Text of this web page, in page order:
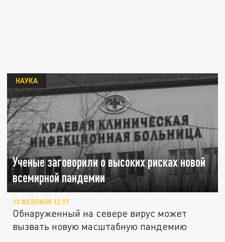
Ученые заговорили о высоких рисках новой
всемирной пандемии
НАУКА
13 ФЕВРАЛЯ 12:57
Обнаруженный на севере вирус может
вызвать новую масштабную пандемию